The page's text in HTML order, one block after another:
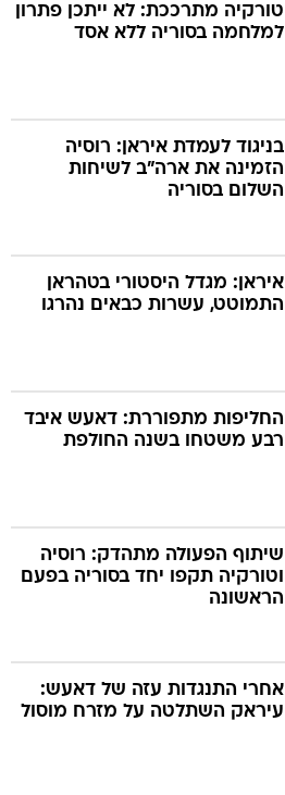
טורקיה מתרככת: לא ייתכן פתרון
למלחמה בסוריה ללא אסד
בניגוד לעמדת איראן: רוסיה
הזמינה את ארה"ב לשיחות
השלום בסוריה
איראן: מגדל היסטורי בטהראן
התמוטט, עשרות כבאים נהרגו
החליפות מתפוררת: דאעש איבד
רבע משטחו בשנה החולפת
שיתוף הפעולה מתהדק: רוסיה
וטורקיה תקפו יחד בסוריה בפעם
הראשונה
אחרי התנגדות עזה של דאעש:
עיראק השתלטה על מזרח מוסול